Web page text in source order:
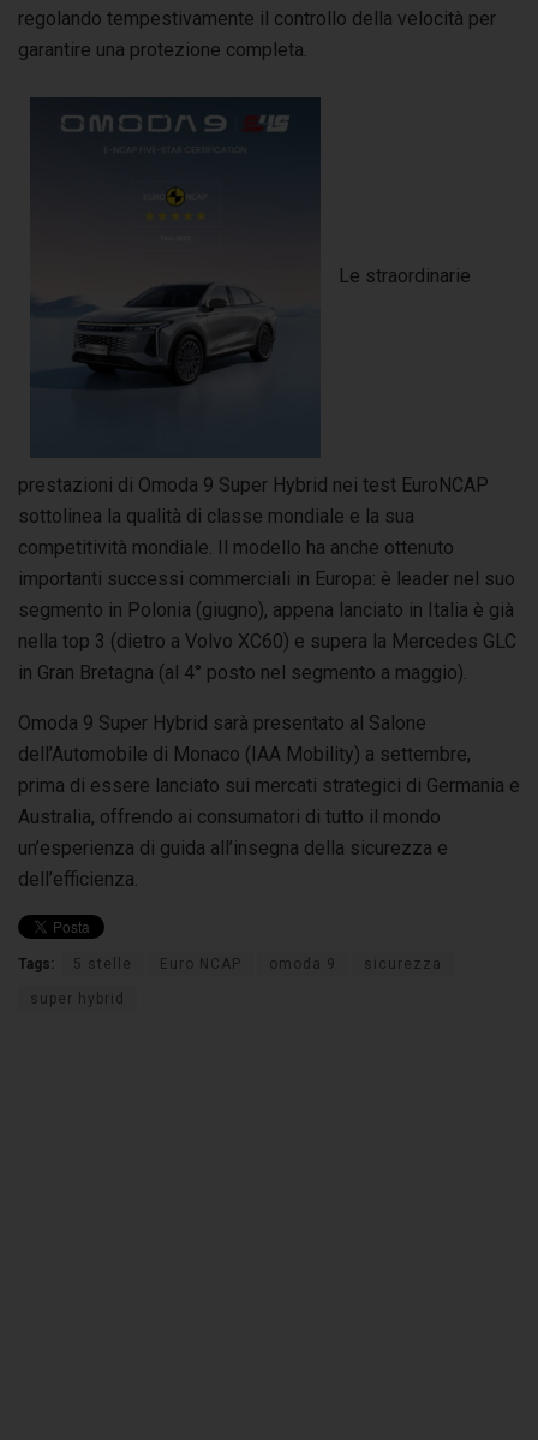
regolando tempestivamente il controllo della velocità per
garantire una protezione completa.
Le straordinarie
prestazioni di Omoda 9 Super Hybrid nei test EuroNCAP
sottolinea la qualità di classe mondiale e la sua
competitività mondiale. Il modello ha anche ottenuto
importanti successi commerciali in Europa: è leader nel suo
segmento in Polonia (giugno), appena lanciato in Italia è già
nella top 3 (dietro a Volvo XC60) e supera la Mercedes GLC
in Gran Bretagna (al 4° posto nel segmento a maggio).
Omoda 9 Super Hybrid sarà presentato al Salone
dell’Automobile di Monaco (IAA Mobility) a settembre,
prima di essere lanciato sui mercati strategici di Germania e
Australia, offrendo ai consumatori di tutto il mondo
un’esperienza di guida all’insegna della sicurezza e
dell’efficienza.
Tags: 5 stelle Euro NCAP omoda 9 sicurezza
super hybrid